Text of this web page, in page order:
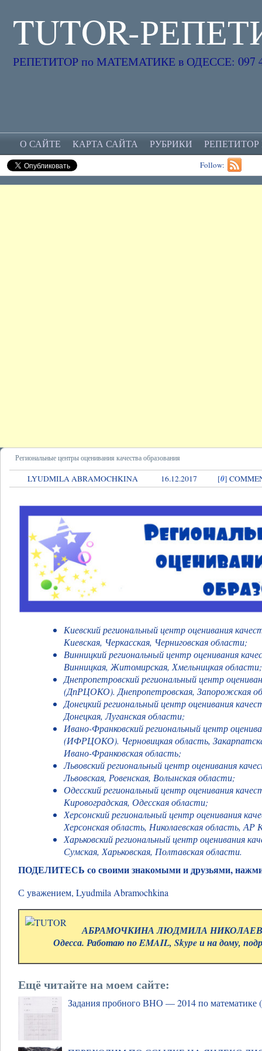
TUTOR-
РЕПЕТИТОР по МАТЕМАТИКЕ в ОДЕССЕ: 097
О САЙТЕ КАРТА САЙТА РУБРИКИ
Follow:
Региональные центры оценивания качества образования
LYUDMILA ABRAMOCHKINA 16.12.2017 [0]
Киевский региональный центр оценивания
Киевская, Черкасская, Черниговская области;
Винницкий региональный центр оценивания
Винницкая, Житомирская, Хмельницкая области;
Днепропетровский региональный центр
(ДпРЦОКО). Днепропетровская, Запорожская
Донецкий региональный центр оценивания
Донецкая, Луганская области;
Ивано-Франковский региональный центр
(ИФРЦОКО). Черновицкая область,
Ивано-Франковская область;
Львовский региональный центр оценивания
Львовская, Ровенская, Волынская области;
Одесский региональный центр оценивания
Кировоградская, Одесская области;
Херсонский региональный центр оценивания
Херсонская область, Николаевская область,
Харьковский региональный центр оценивания
Сумская, Харьковская, Полтавская области.
ПОДЕЛИТЕСЬ со своими знакомыми и друзьями,
С уважением, Lyudmila Abramochkina
АБРАМОЧКИНА ЛЮДМИЛА
Одесса. Работаю по EMAIL, Skype и на дому,
Ещё читайте на моем сайте:
Задания пробного ВНО — 2014 по математике